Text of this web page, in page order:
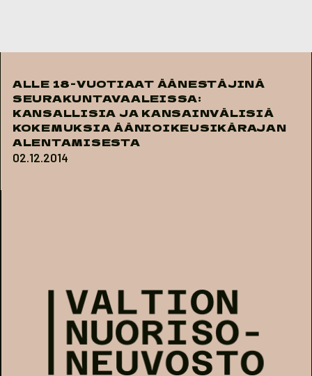
ALLE 18-VUOTIAAT ÄÄNESTÄJINÄ
SEURAKUNTAVAALEISSA:
KANSALLISIA JA KANSAINVÄLISIÄ
KOKEMUKSIA ÄÄNIOIKEUSIKÄRAJAN
ALENTAMISESTA
02.12.2014